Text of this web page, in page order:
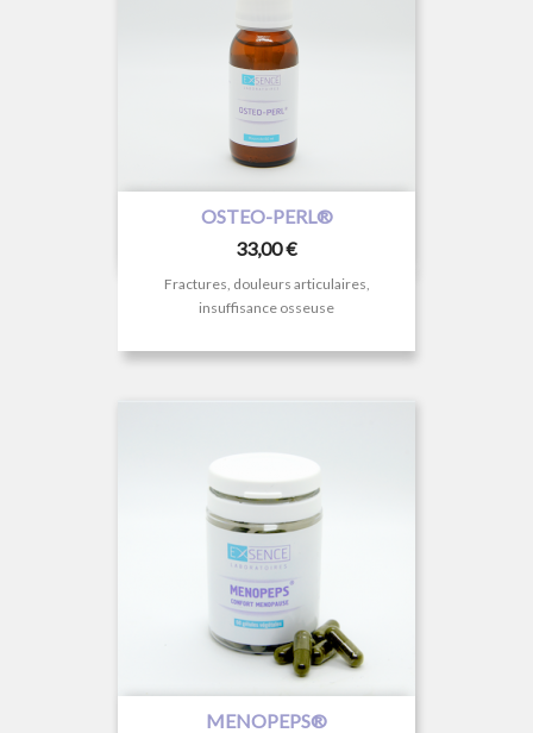
OSTEO-PERL®
Prix
33,00 €
Fractures, douleurs articulaires,
insuffisance osseuse
MENOPEPS®